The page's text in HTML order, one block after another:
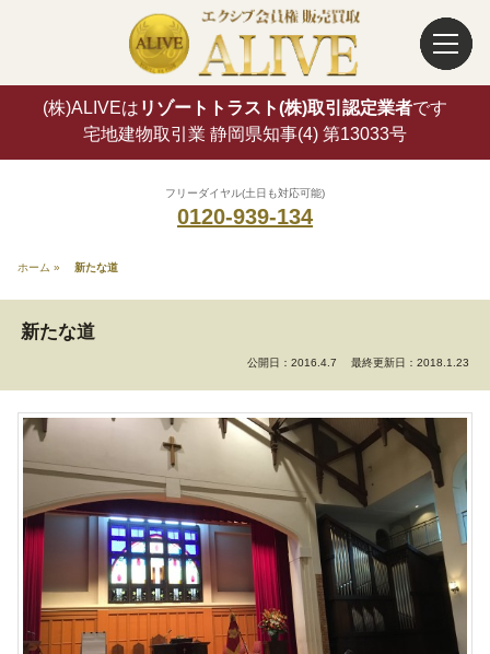
(株)ALIVEは リゾートトラスト(株)取引認定業者です
宅地建物取引業 静岡県知事(4) 第13033号
フリーダイヤル(土日も対応可能)
0120-939-134
ホーム » 新たな道
新たな道
公開日：2016.4.7 最終更新日：2018.1.23